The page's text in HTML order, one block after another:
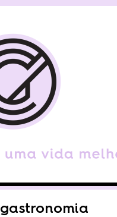
gastronomia